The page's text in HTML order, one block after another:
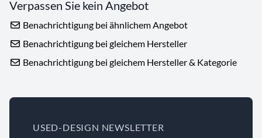
Verpassen Sie kein Angebot
Benachrichtigung bei ähnlichem Angebot
Benachrichtigung bei gleichem Hersteller
Benachrichtigung bei gleichem Hersteller & Kategorie
USED-DESIGN NEWSLETTER